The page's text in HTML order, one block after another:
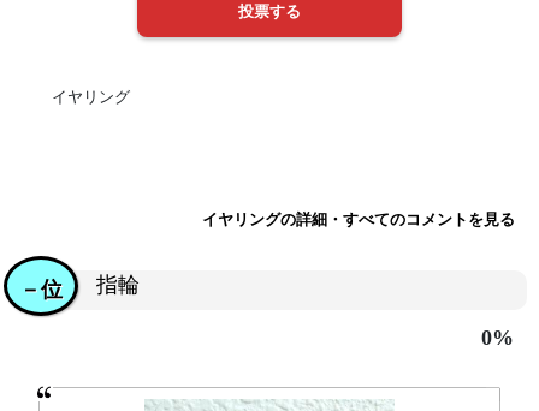
イヤリング
イヤリングの詳細・すべてのコメントを見る
指輪
－位
0%